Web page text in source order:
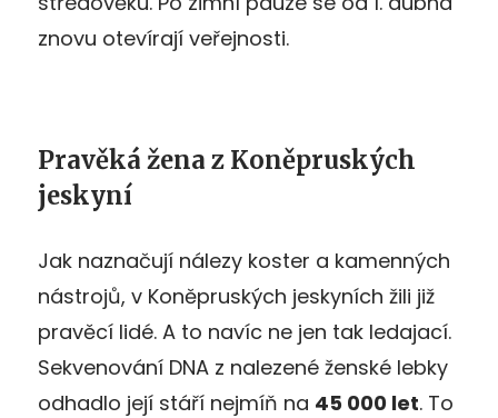
znovu otevírají veřejnosti.
Pravěká žena z Koněpruských
jeskyní
Jak naznačují nálezy koster a kamenných
nástrojů, v Koněpruských jeskyních žili již
pravěcí lidé. A to navíc ne jen tak ledajací.
Sekvenování DNA z nalezené ženské lebky
odhadlo její stáří nejmíň na 45 000 let. To